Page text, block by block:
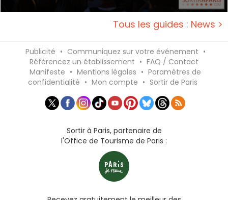
Tous les guides : News >
Publicité • Communiquez sur votre événement •
Référencez un établissement • FAQ / Contact
Manifeste • Mentions légales • Paramètres de
confidentialité • Mon compte • Sortir de Paris
Sortir à Paris, partenaire de
l'Office de Tourisme de Paris :